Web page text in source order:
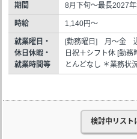
期間 8月下旬～最長2027
時給 1,140円～
就業曜日・
休日休暇・
就業時間等
[勤務曜日] 月～金
日祝＋シフト休 [勤
とんどなし ＊業務状
検討中リスト